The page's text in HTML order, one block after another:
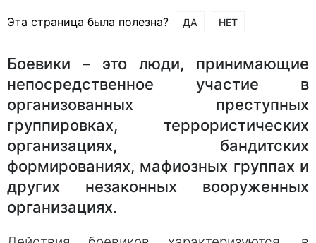
Эта страница была полезна? ДА НЕТ
Боевики – это люди, принимающие
непосредственное участие в
организованных преступных
группировках, террористических
организациях, бандитских
формированиях, мафиозных группах и
других незаконных вооруженных
организациях.